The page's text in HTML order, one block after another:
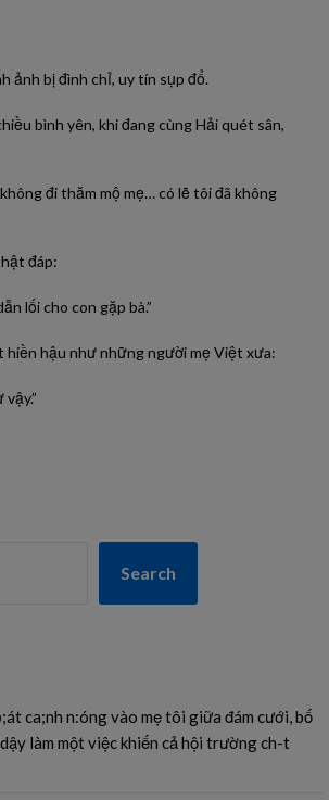
ảnh bị đình chỉ, uy tín sụp đổ.
bình yên, khi đang cùng Hải quét sân,
đi thăm mộ mẹ… có lẽ tôi đã không
đáp:
lối cho con gặp bà.”
hiền hậu như những người mẹ Việt xưa:
Search
ca;nh n:óng vào mẹ tôi giữa đám cưới, bố
làm một việc khiến cả hội trường ch-t